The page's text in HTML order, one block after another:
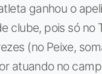
ganhou o
clube, pois só no
(no Peixe,
atuando no